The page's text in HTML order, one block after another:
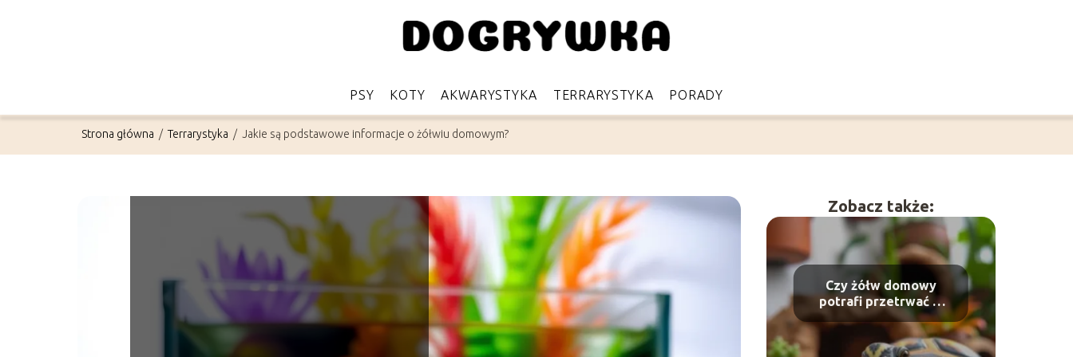
PSY KOTY AKWARYSTYKA TERRARYSTYKA PORADY
Strona główna / Terrarystyka / Jakie są podstawowe informacje o żółwiu domowym?
Zobacz także:
Czy żółw domowy
potrafi przetrwać w
naturze?